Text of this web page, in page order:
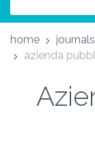
home journals
azienda